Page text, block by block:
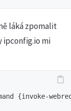
láká zpomalit
ipconfig.io mi
{invoke-